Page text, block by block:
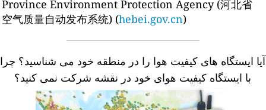
Province Environment Protection Agency (河北省
空气质量自动发布系统) (hebei.gov.cn)
ایستگاه های کیفیت هوا را در منطقه خود می شناسید؟ چرا
با ایستگاه کیفیت هوای خود در نقشه شرکت نمی کنید؟